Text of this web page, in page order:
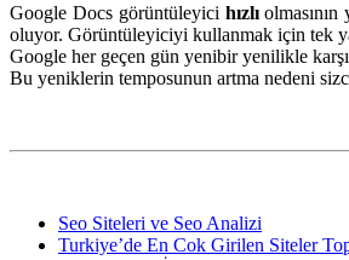
Google Docs görüntüleyici hızlı
oluyor. Görüntüleyiciyi kullanmak için tek
Google her geçen gün yenibir yenilikle
Bu yeniklerin temposunun artma nedeni
Seo Siteleri ve Seo Analizi
Turkiye’de En Cok Girilen Siteler